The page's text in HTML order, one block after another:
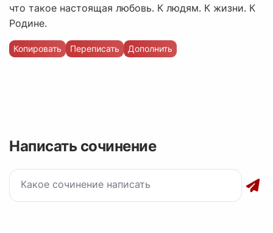
что такое настоящая любовь. К людям. К жизни. К
Родине.
Копировать Переписать Дополнить
Написать сочинение